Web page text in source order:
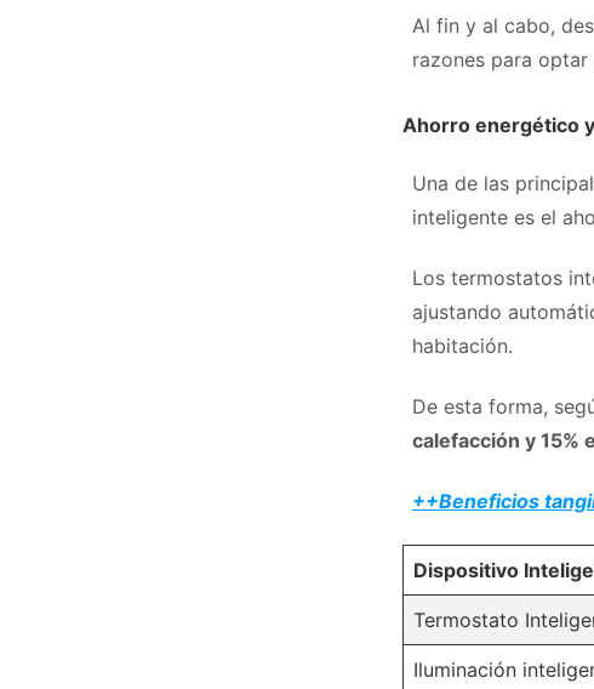
Al fin y al cabo,
razones para
Ahorro energético
Una de las
inteligente es el
Los termostatos
ajustando
habitación.
De esta forma,
calefacción y 15%
++Beneficios
Dispositivo
Termostato
Iluminación